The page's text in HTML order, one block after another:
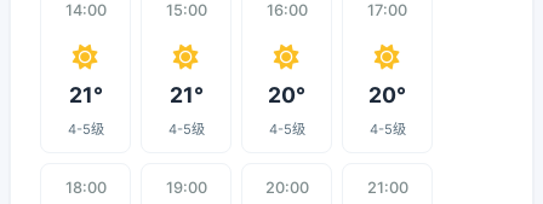
14:00
21°
4-5级
15:00
21°
4-5级
16:00
20°
4-5级
17:00
20°
4-5级
18:00 19:00 20:00 21:00